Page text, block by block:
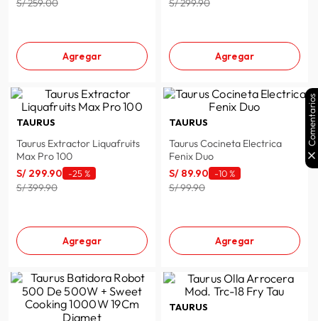
S/ 259.00
Agregar
S/ 299.90
Agregar
TAURUS
Taurus Extractor Liquafruits
Max Pro 100
S/ 299.90 -25 %
S/ 399.90
Agregar
TAURUS
Taurus Cocineta Electrica
Fenix Duo
S/ 89.90 -10 %
S/ 99.90
Agregar
TAURUS
Comentarios